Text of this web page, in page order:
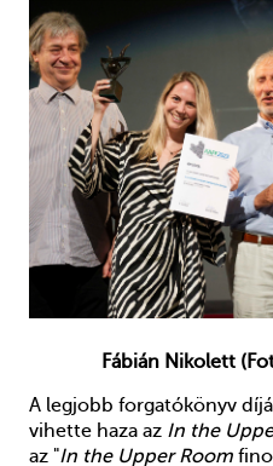
Fábián Nikolett
A legjobb forgatókönyv
vihette haza az In the
az "In the Upper Room